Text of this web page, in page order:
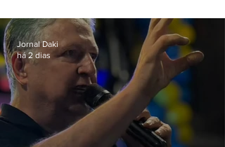
Jornal Daki
há 2 dias